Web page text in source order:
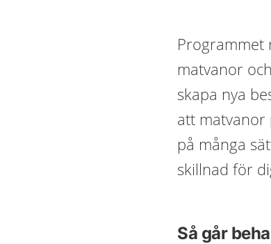
Programmet
matvanor
skapa nya
att matvanor
på många
skillnad för
Så går